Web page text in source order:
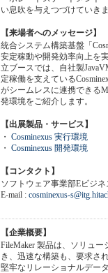
い息吹を与えつづけていきま
【来場者へのメッセージ】
統合システム構築基盤「
安定稼動や開発効率向上を
立ブースでは、自社製
定稼働を支えている
がシームレスに連携できる
発環境をご紹介します。
【出展製品・サービス】
・ Cosminexus 実行環境
・ Cosminexus 開発環境
【コンタクト】
ソフトウェア事業部Eビジネ
E-mail : cosminexus-
【企業概要】
FileMaker 製品は、ソリュ
き、迅速な構築も、要求さ
堅牢なリレーショナルデー